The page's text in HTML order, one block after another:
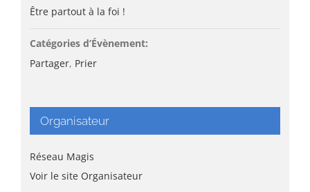
Être partout à la foi !
Catégories d’Évènement:
Partager, Prier
Organisateur
Réseau Magis
Voir le site Organisateur